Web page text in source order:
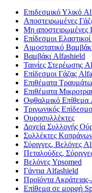
Επιδεσμικό Υλικό
Αποστειρωμένες
Μη αποστειρωμένες
Επίδεσμοι
Αιμοστατικό
Βαμβάκι Alfashield
Ταινίες Στερέωσης
Επίδεσμοι Γάζας
Επιθέματα
Επιθέματα
Οφθαλμικό Eπίθεμα
Τριγωνικός
Ουροσυλλέκτες
Δοχεία Συλλογής
Συλλέκτες
Σύριγγες, Βελόνες
Πεταλούδες,
Βελόνες Ypsomed
Γάντια Alfashield
Προϊόντα
Επίθεμα σε μορφή